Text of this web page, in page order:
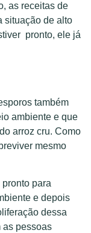
as receitas de
situação de alto
pronto, ele já
também
ambiente e que
arroz cru. Como
mesmo
para
e depois
dessa
as pessoas